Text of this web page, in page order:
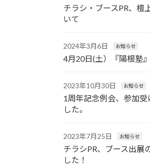
チラシ・ブースPR、檀
いて
2024年3月6日 お知らせ
4月20日(土）『陽根塾
2023年10月30日 お知らせ
1周年記念例会、参加
した。
2023年7月25日 お知らせ
チラシPR、ブース出展
した！